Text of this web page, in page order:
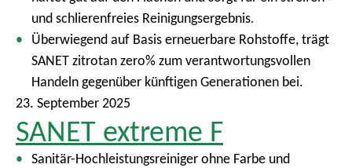
und schlierenfreies Reinigungsergebnis.
Überwiegend auf Basis erneuerbare Rohstoffe, trägt
SANET zitrotan zero% zum verantwortungsvollen
Handeln gegenüber künftigen Generationen bei.
23. September 2025
SANET extreme F
Sanitär-Hochleistungsreiniger ohne Farbe und